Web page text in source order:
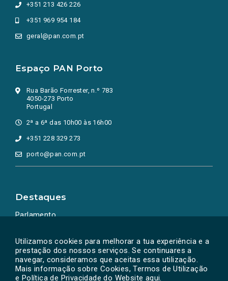
Utilizamos cookies para melhorar a tua experiência e a
prestação dos nossos serviços. Se continuares a
navegar, consideramos que aceitas essa utilização.
Mais informação sobre Cookies, Termos de Utilização
e Política de Privacidade do Website aqui.
+351 213 426 226
+351 969 954 184
geral@pan.com.pt
Espaço PAN Porto
Rua Barão Forrester, n.º 783
4050-273 Porto
Portugal
2ª a 6ª das 10h00 às 16h00
+351 228 329 273
porto@pan.com.pt
Destaques
Parlamento